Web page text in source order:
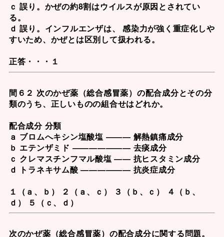
ｃ 誤り。かぜの約8割はウイルスが原因とされてい
る。
ｄ 誤り。インフルエンザは、 感染力が強く重症化しや
すいため、かぜとは区別して扱われる。
正答・・・１
間６２ 次のかぜ薬（総合感冒薬）の配合成分とその分
類のうち、正しいものの組合せはどれか。
配合成分 分類
ａ ブロムへキシン塩酸塩 ――― 解熱鎮痛成分
ｂ エテンザミド ――――――― 去痰成分
ｃ クレマスチンフマル酸塩 ―― 抗ヒスタミン成分
ｄ トラネキサム酸 ―――――― 抗炎症成分
１（ａ、ｂ） ２（ａ、ｃ） ３（ｂ、ｃ） ４（ｂ、
ｄ） ５（ｃ、ｄ）
次のかぜ薬（総合感冒薬）の配合成分に関する問題。